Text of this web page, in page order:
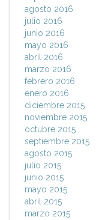
agosto 2016
julio 2016
junio 2016
mayo 2016
abril 2016
marzo 2016
febrero 2016
enero 2016
diciembre 2015
noviembre 2015
octubre 2015
septiembre 2015
agosto 2015
julio 2015
junio 2015
mayo 2015
abril 2015
marzo 2015